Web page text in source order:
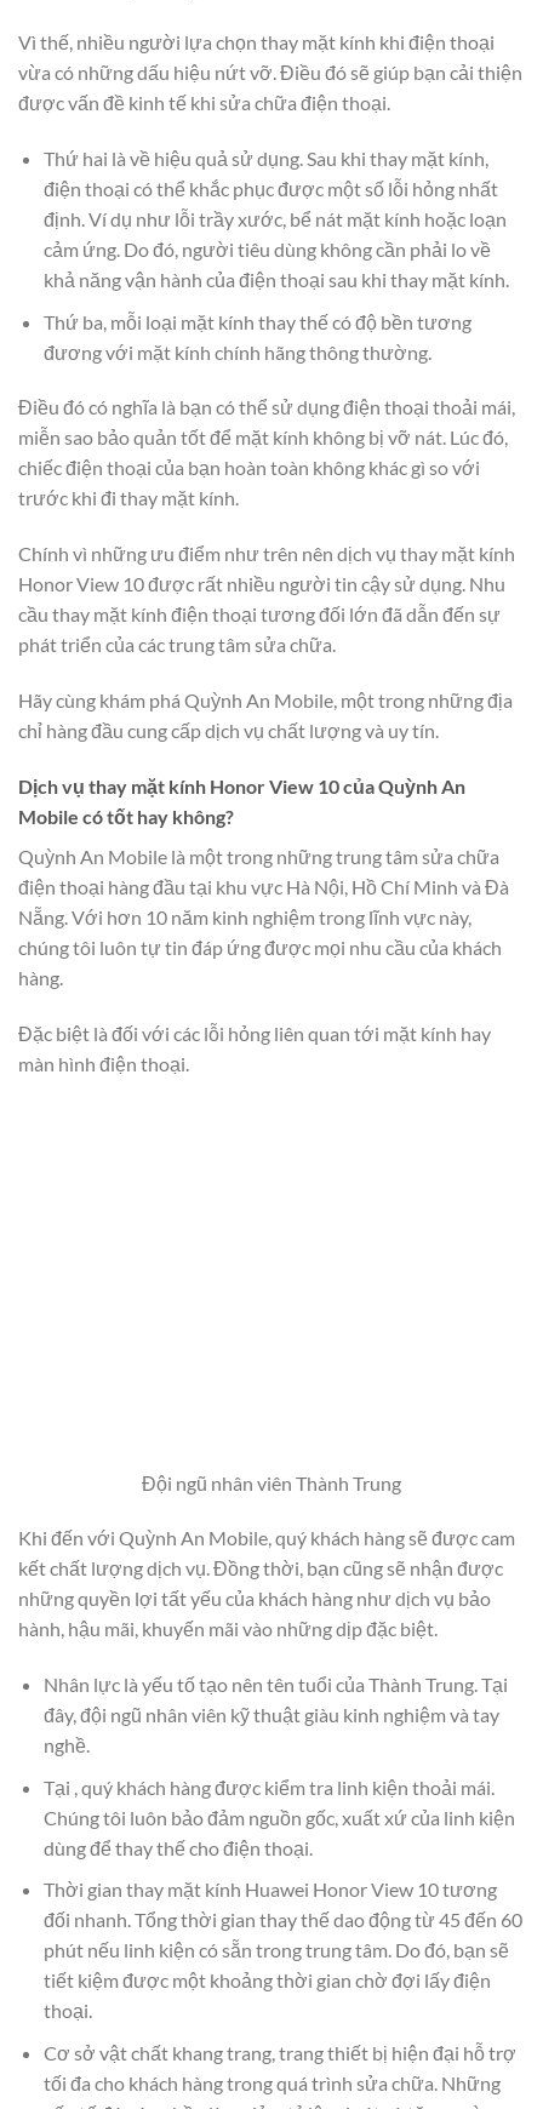
Vì thế, nhiều người lựa chọn thay mặt kính khi điện thoại
vừa có những dấu hiệu nứt vỡ. Điều đó sẽ giúp bạn cải thiện
được vấn đề kinh tế khi sửa chữa điện thoại.
Thứ hai là về hiệu quả sử dụng. Sau khi thay mặt kính,
điện thoại có thể khắc phục được một số lỗi hỏng nhất
định. Ví dụ như lỗi trầy xước, bể nát mặt kính hoặc loạn
cảm ứng. Do đó, người tiêu dùng không cần phải lo về
khả năng vận hành của điện thoại sau khi thay mặt kính.
Thứ ba, mỗi loại mặt kính thay thế có độ bền tương
đương với mặt kính chính hãng thông thường.
Điều đó có nghĩa là bạn có thể sử dụng điện thoại thoải mái,
miễn sao bảo quản tốt để mặt kính không bị vỡ nát. Lúc đó,
chiếc điện thoại của bạn hoàn toàn không khác gì so với
trước khi đi thay mặt kính.
Chính vì những ưu điểm như trên nên dịch vụ thay mặt kính
Honor View 10 được rất nhiều người tin cậy sử dụng. Nhu
cầu thay mặt kính điện thoại tương đối lớn đã dẫn đến sự
phát triển của các trung tâm sửa chữa.
Hãy cùng khám phá Quỳnh An Mobile, một trong những địa
chỉ hàng đầu cung cấp dịch vụ chất lượng và uy tín.
Dịch vụ thay mặt kính Honor View 10 của Quỳnh An
Mobile có tốt hay không?
Quỳnh An Mobile là một trong những trung tâm sửa chữa
điện thoại hàng đầu tại khu vực Hà Nội, Hồ Chí Minh và Đà
Nẵng. Với hơn 10 năm kinh nghiệm trong lĩnh vực này,
chúng tôi luôn tự tin đáp ứng được mọi nhu cầu của khách
hàng.
Đặc biệt là đối với các lỗi hỏng liên quan tới mặt kính hay
màn hình điện thoại.
Đội ngũ nhân viên Thành Trung
Khi đến với Quỳnh An Mobile, quý khách hàng sẽ được cam
kết chất lượng dịch vụ. Đồng thời, bạn cũng sẽ nhận được
những quyền lợi tất yếu của khách hàng như dịch vụ bảo
hành, hậu mãi, khuyến mãi vào những dịp đặc biệt.
Nhân lực là yếu tố tạo nên tên tuổi của Thành Trung. Tại
đây, đội ngũ nhân viên kỹ thuật giàu kinh nghiệm và tay
nghề.
Tại , quý khách hàng được kiểm tra linh kiện thoải mái.
Chúng tôi luôn bảo đảm nguồn gốc, xuất xứ của linh kiện
dùng để thay thế cho điện thoại.
Thời gian thay mặt kính Huawei Honor View 10 tương
đối nhanh. Tổng thời gian thay thế dao động từ 45 đến 60
phút nếu linh kiện có sẵn trong trung tâm. Do đó, bạn sẽ
tiết kiệm được một khoảng thời gian chờ đợi lấy điện
thoại.
Cơ sở vật chất khang trang, trang thiết bị hiện đại hỗ trợ
tối đa cho khách hàng trong quá trình sửa chữa. Những